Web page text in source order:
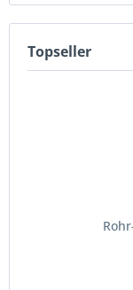
Topseller